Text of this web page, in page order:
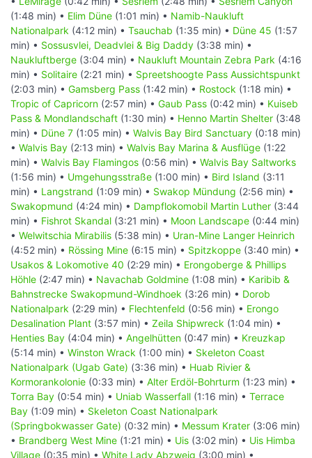
(1:48 min) • Elim Düne (1:01 min) • Namib-Naukluft
Nationalpark (4:12 min) • Tsauchab (1:35 min) • Düne 45 (1:57
min) • Sossusvlei, Deadvlei & Big Daddy (3:38 min) •
Naukluftberge (3:04 min) • Naukluft Mountain Zebra Park (4:16
min) • Solitaire (2:21 min) • Spreetshoogte Pass Aussichtspunkt
(2:03 min) • Gamsberg Pass (1:42 min) • Rostock (1:18 min) •
Tropic of Capricorn (2:57 min) • Gaub Pass (0:42 min) • Kuiseb
Pass & Mondlandschaft (1:30 min) • Henno Martin Shelter (3:48
min) • Düne 7 (1:05 min) • Walvis Bay Bird Sanctuary (0:18 min)
• Walvis Bay (2:13 min) • Walvis Bay Marina & Ausflüge (1:22
min) • Walvis Bay Flamingos (0:56 min) • Walvis Bay Saltworks
(1:56 min) • Umgehungsstraße (1:00 min) • Bird Island (3:11
min) • Langstrand (1:09 min) • Swakop Mündung (2:56 min) •
Swakopmund (4:24 min) • Dampflokomobil Martin Luther (3:44
min) • Fishrot Skandal (3:21 min) • Moon Landscape (0:44 min)
• Welwitschia Mirabilis (5:38 min) • Uran-Mine Langer Heinrich
(4:52 min) • Rössing Mine (6:15 min) • Spitzkoppe (3:40 min) •
Usakos & Lokomotive 40 (2:29 min) • Erongoberge & Phillips
Höhle (2:47 min) • Navachab Goldmine (1:08 min) • Karibib &
Bahnstrecke Swakopmund-Windhoek (3:26 min) • Dorob
Nationalpark (2:29 min) • Flechtenfeld (0:56 min) • Erongo
Desalination Plant (3:57 min) • Zeila Shipwreck (1:04 min) •
Henties Bay (4:04 min) • Angelhütten (0:47 min) • Kreuzkap
(5:14 min) • Winston Wrack (1:00 min) • Skeleton Coast
Nationalpark (Ugab Gate) (3:36 min) • Huab Rivier &
Kormorankolonie (0:33 min) • Alter Erdöl-Bohrturm (1:23 min) •
Torra Bay (0:54 min) • Uniab Wasserfall (1:16 min) • Terrace
Bay (1:09 min) • Skeleton Coast Nationalpark
(Springbokwasser Gate) (0:32 min) • Messum Krater (3:06 min)
• Brandberg West Mine (1:21 min) • Uis (3:02 min) • Uis Himba
Village (0:35 min) • White Lady Abzweig (3:00 min) •